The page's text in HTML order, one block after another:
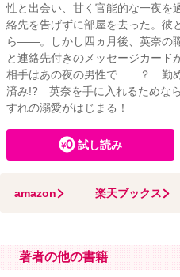
性と出会い、甘く官能的な一夜を
絡先を告げずに部屋を去った。彼
ら――。しかし四ヵ月後、英奈の
と連絡先付きのメッセージカード
相手はあの夜の男性で……？ 勤
済み!? 英奈を手に入れるためな
すれの溺愛がはじまる！
試し読み
amazon 楽天ブックス
著者の他の書籍